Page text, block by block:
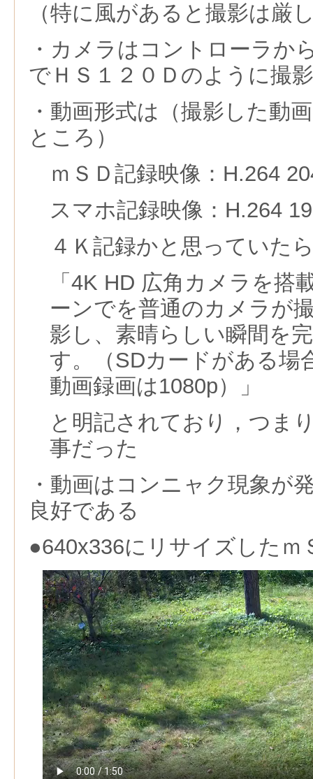
（特に風があると撮影は厳
・カメラはコントローラか
でＨＳ１２０Ｄのように撮
・動画形式は（撮影した動
ところ）
ｍＳＤ記録映像：H.264
スマホ記録映像：H.264
４Ｋ記録かと思っていた
「4K HD 広角カメラを搭
ーンでを普通のカメラが
影し、素晴らしい瞬間を
す。（SDカードがある場
動画録画は1080p）」
と明記されており，つま
事だった
・動画はコンニャク現象が
良好である
●640x336にリサイズしたｍ